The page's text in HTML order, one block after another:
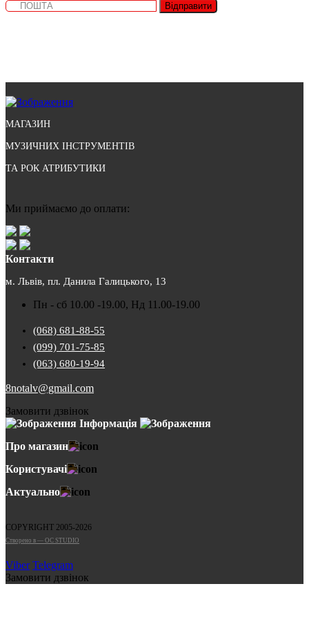
Відправити
МАГАЗИН
МУЗИЧНИХ ІНСТРУМЕНТІВ
ТА РОК АТРИБУТИКИ
Ми приймаємо до оплати:
Контакти
м. Львів, пл. Данила Галицького, 13
Пн - сб 10.00 -19.00, Нд 11.00-19.00
(068) 681-88-55
(099) 701-75-85
(063) 680-19-94
8notalv@gmail.com
Замовити дзвінок
Інформація
Про магазин
Користувачі
Актуально
COPYRIGHT 2005-2026
Cтворено в — OC STUDIO
Viber Telegram
Замовити дзвінок